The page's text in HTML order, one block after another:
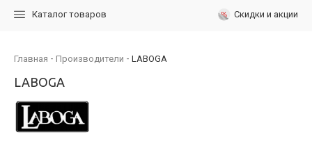
Каталог товаров Скидки и акции
Главная Производители LABOGA
LABOGA